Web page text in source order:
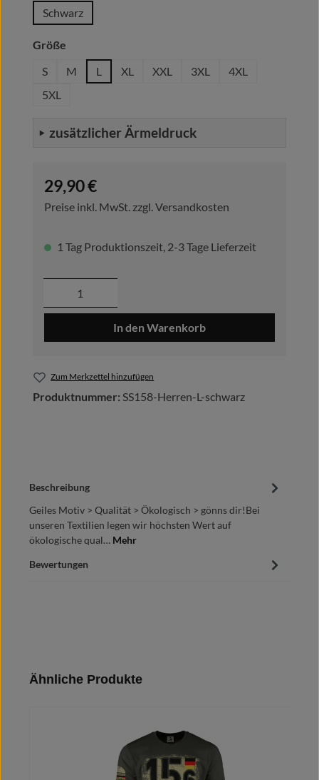
Schwarz
Größe
S
M L XL XXL 3XL
4XL
5XL
zusätzlicher Ärmeldruck
Regulärer Preis:
29,90 €
Preise inkl. MwSt. zzgl. Versandkosten
1 Tag Produktionszeit, 2-3 Tage Lieferzeit
Produkt Anzahl: Gib den gewünschten
In den Warenkorb
Zum Merkzettel hinzufügen
Produktnummer: SS158-Herren-L-schwarz
Beschreibung
Geiles Motiv > Qualität > Ökologisch > gönns dir!Bei
unseren Textilien legen wir höchsten Wert auf
ökologische qual… Mehr
Bewertungen
Produktgalerie überspringen
Ähnliche Produkte